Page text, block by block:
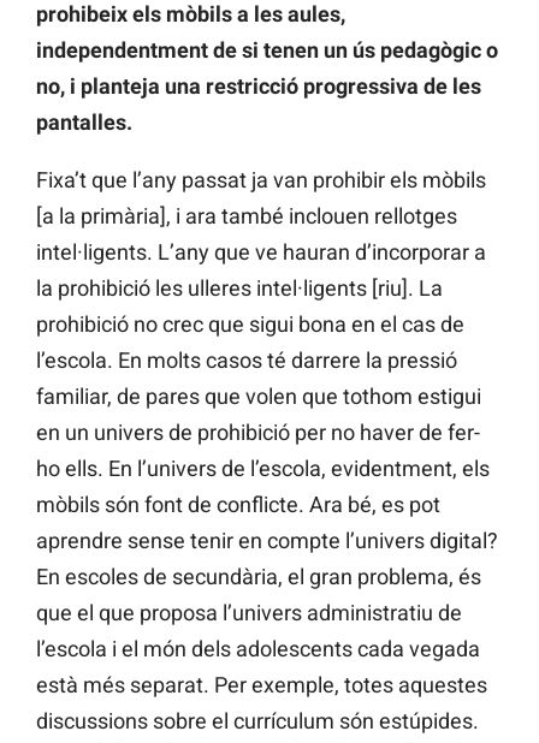
prohibeix els mòbils a les aules,
independentment de si tenen un ús pedagògic o
no, i planteja una restricció progressiva de les
pantalles.
Fixa’t que l’any passat ja van prohibir els mòbils
[a la primària], i ara també inclouen rellotges
intel·ligents. L’any que ve hauran d’incorporar a
la prohibició les ulleres intel·ligents [riu]. La
prohibició no crec que sigui bona en el cas de
l’escola. En molts casos té darrere la pressió
familiar, de pares que volen que tothom estigui
en un univers de prohibició per no haver de fer-
ho ells. En l’univers de l’escola, evidentment, els
mòbils són font de conflicte. Ara bé, es pot
aprendre sense tenir en compte l’univers digital?
En escoles de secundària, el gran problema, és
que el que proposa l’univers administratiu de
l’escola i el món dels adolescents cada vegada
està més separat. Per exemple, totes aquestes
discussions sobre el currículum són estúpides.